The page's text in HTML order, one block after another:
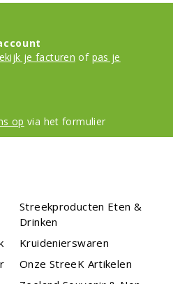
je facturen of pas je
op via het formulier
Streekproducten Eten &
Drinken
Kruidenierswaren
Onze StreeK Artikelen